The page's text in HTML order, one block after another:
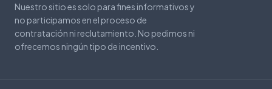
Nuestro sitio es solo para fines informativos y
no participamos en el proceso de
contratación ni reclutamiento. No pedimos ni
ofrecemos ningún tipo de incentivo.